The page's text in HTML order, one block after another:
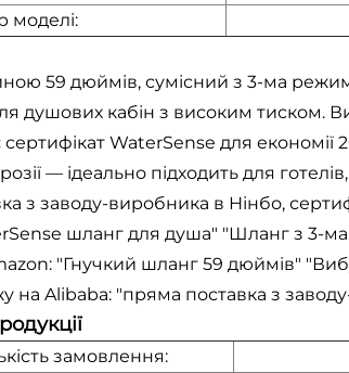
моделі:
59 дюймів, сумісний з 3-ма
душових кабін з високим тиском.
сертифікат WaterSense для економії
— ідеально підходить для
з заводу-виробника в Нінбо,
шланг для душа" "Шланг з 3-
"Гнучкий шланг 59 дюймів"
на Alibaba: "пряма поставка з
замовлення: